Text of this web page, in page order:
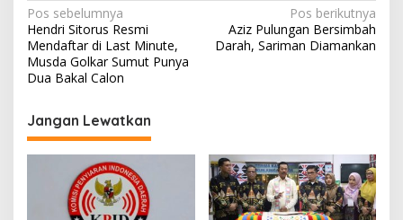
Navigasi
pos
Pos sebelumnya
Hendri Sitorus Resmi
Mendaftar di Last Minute,
Musda Golkar Sumut Punya
Dua Bakal Calon
Pos berikutnya
Aziz Pulungan Bersimbah
Darah, Sariman Diamankan
Jangan Lewatkan